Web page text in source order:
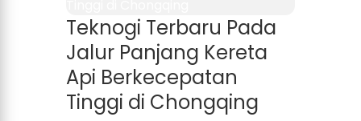
Teknogi Terbaru Pada
Jalur Panjang Kereta
Api Berkecepatan
Tinggi di Chongqing